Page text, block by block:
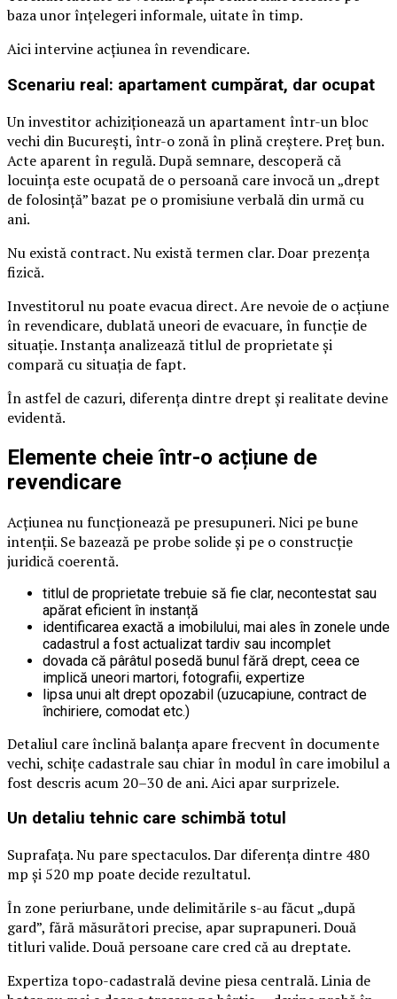
baza unor înțelegeri informale, uitate în timp.
Aici intervine acțiunea în revendicare.
Scenariu real: apartament cumpărat, dar ocupat
Un investitor achiziționează un apartament într-un bloc
vechi din București, într-o zonă în plină creștere. Preț bun.
Acte aparent în regulă. După semnare, descoperă că
locuința este ocupată de o persoană care invocă un „drept
de folosință” bazat pe o promisiune verbală din urmă cu
ani.
Nu există contract. Nu există termen clar. Doar prezența
fizică.
Investitorul nu poate evacua direct. Are nevoie de o acțiune
în revendicare, dublată uneori de evacuare, în funcție de
situație. Instanța analizează titlul de proprietate și
compară cu situația de fapt.
În astfel de cazuri, diferența dintre drept și realitate devine
evidentă.
Elemente cheie într-o acțiune de
revendicare
Acțiunea nu funcționează pe presupuneri. Nici pe bune
intenții. Se bazează pe probe solide și pe o construcție
juridică coerentă.
titlul de proprietate trebuie să fie clar, necontestat sau
apărat eficient în instanță
identificarea exactă a imobilului, mai ales în zonele unde
cadastrul a fost actualizat tardiv sau incomplet
dovada că pârâtul posedă bunul fără drept, ceea ce
implică uneori martori, fotografii, expertize
lipsa unui alt drept opozabil (uzucapiune, contract de
închiriere, comodat etc.)
Detaliul care înclină balanța apare frecvent în documente
vechi, schițe cadastrale sau chiar în modul în care imobilul a
fost descris acum 20–30 de ani. Aici apar surprizele.
Un detaliu tehnic care schimbă totul
Suprafața. Nu pare spectaculos. Dar diferența dintre 480
mp și 520 mp poate decide rezultatul.
În zone periurbane, unde delimitările s-au făcut „după
gard”, fără măsurători precise, apar suprapuneri. Două
titluri valide. Două persoane care cred că au dreptate.
Expertiza topo-cadastrală devine piesa centrală. Linia de